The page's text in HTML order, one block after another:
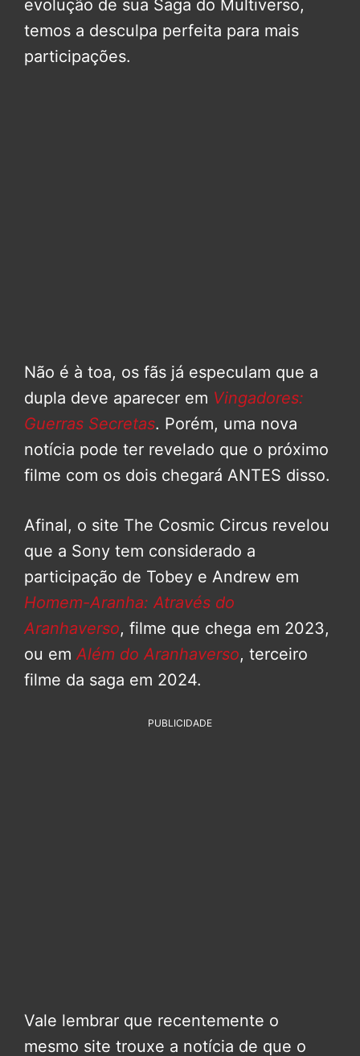
evolução de sua Saga do Multiverso,
temos a desculpa perfeita para mais
participações.
Não é à toa, os fãs já especulam que a
dupla deve aparecer em Vingadores:
Guerras Secretas. Porém, uma nova
notícia pode ter revelado que o próximo
filme com os dois chegará ANTES disso.
Afinal, o site The Cosmic Circus revelou
que a Sony tem considerado a
participação de Tobey e Andrew em
Homem-Aranha: Através do
Aranhaverso, filme que chega em 2023,
ou em Além do Aranhaverso, terceiro
filme da saga em 2024.
PUBLICIDADE
Vale lembrar que recentemente o
mesmo site trouxe a notícia de que o